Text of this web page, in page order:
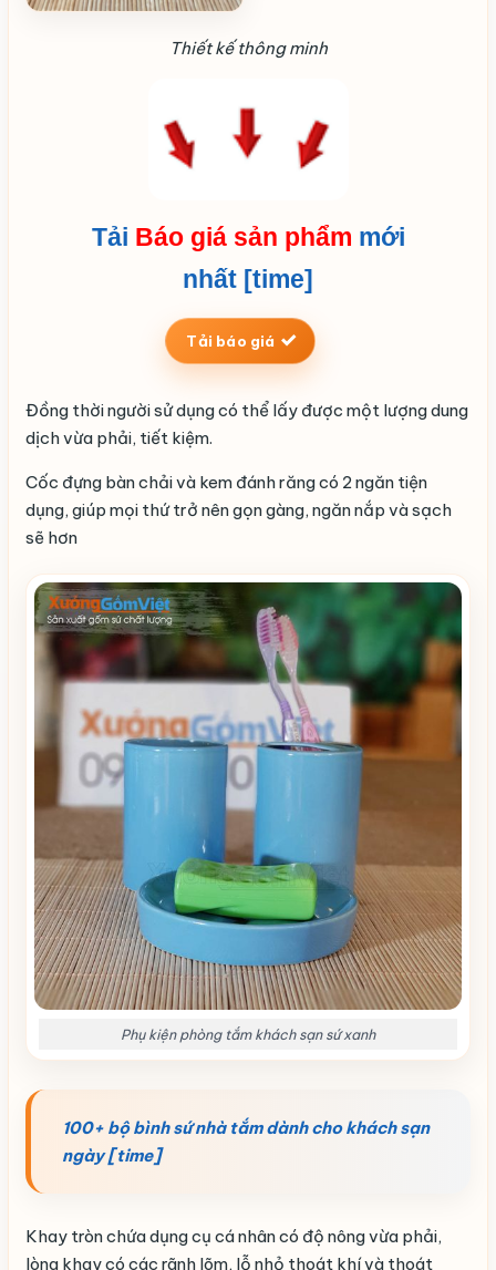
Thiết kế thông minh
Tải Báo giá sản phẩm mới
nhất [time]
Tải báo giá
Đồng thời người sử dụng có thể lấy được một lượng dung
dịch vừa phải, tiết kiệm.
Cốc đựng bàn chải và kem đánh răng có 2 ngăn tiện
dụng, giúp mọi thứ trở nên gọn gàng, ngăn nắp và sạch
sẽ hơn
Phụ kiện phòng tắm khách sạn sứ xanh
100+ bộ bình sứ nhà tắm dành cho khách sạn
ngày [time]
Khay tròn chứa dụng cụ cá nhân có độ nông vừa phải,
lòng khay có các rãnh lõm, lỗ nhỏ thoát khí và thoát